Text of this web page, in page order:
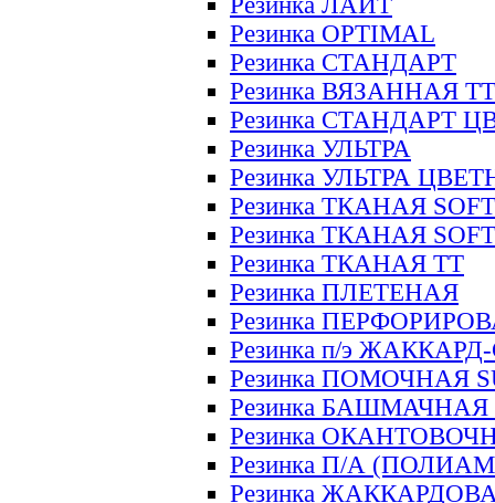
Резинка OPTIMAL
Резинка СТАНДАРТ
Резинка ВЯЗАННАЯ ТТ
Резинка СТАНДАРТ
Резинка УЛЬТРА
Резинка УЛЬТРА
Резинка ТКАНАЯ SOFT
Резинка ТКАНАЯ
Резинка ТКАНАЯ ТТ
Резинка ПЛЕТЕНАЯ
Резинка
Резинка п/э
Резинка ПОМОЧНАЯ
Резинка БАШМАЧНАЯ
Резинка
Резинка П/А
Резинка